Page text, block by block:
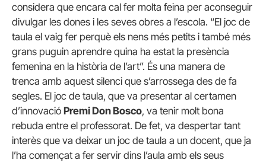
considera que encara cal fer molta feina per aconseguir
divulgar les dones i les seves obres a l’escola. “El joc de
taula el vaig fer perquè els nens més petits i també més
grans puguin aprendre quina ha estat la presència
femenina en la història de l’art”. És una manera de
trenca amb aquest silenci que s’arrossega des de fa
segles. El joc de taula, que va presentar al certamen
d’innovació Premi Don Bosco, va tenir molt bona
rebuda entre el professorat. De fet, va despertar tant
interès que va deixar un joc de taula a un docent, que ja
l’ha començat a fer servir dins l’aula amb els seus